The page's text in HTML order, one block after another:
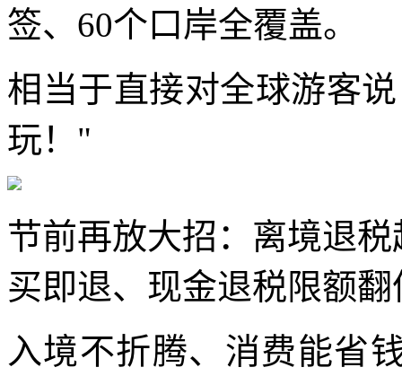
签、60个口岸全覆盖。
相当于直接对全球游客
玩！"
节前再放大招：离境退
买即退、现金退税限额翻
入境不折腾、消费能省